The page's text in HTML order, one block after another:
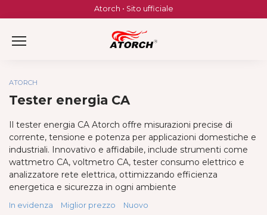
to
Atorch • Sito ufficiale
ATORCH
Tester energia CA
Il tester energia CA Atorch offre misurazioni precise di
corrente, tensione e potenza per applicazioni domestiche e
industriali. Innovativo e affidabile, include strumenti come
wattmetro CA, voltmetro CA, tester consumo elettrico e
analizzatore rete elettrica, ottimizzando efficienza
energetica e sicurezza in ogni ambiente
In evidenza Miglior prezzo Nuovo